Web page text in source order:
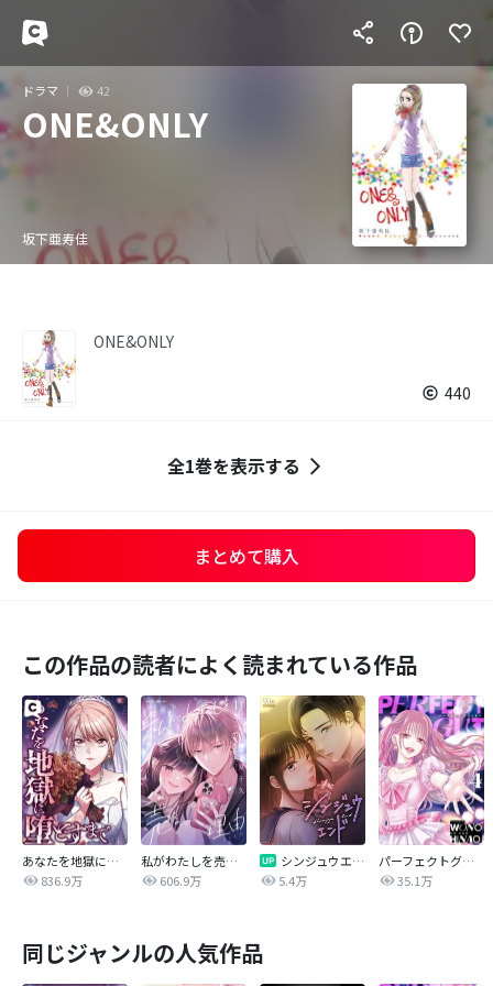
ドラマ 42
ONE&ONLY
坂下亜寿佳
ONE&ONLY
440
全1巻を表示する
まとめて購入
この作品の読者によく読まれている作品
あなたを地獄に堕とすまで
836.9万
私がわたしを売る理由
606.9万
シンジュウエンド【タテヨミ】
5.4万
パーフェクトグリッター
35.1万
同じジャンルの人気作品